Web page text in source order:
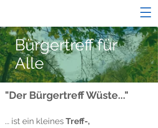
Bürgertreff für
Alle
"Der Bürgertreff Wüste..."
... ist ein kleines Treff-,